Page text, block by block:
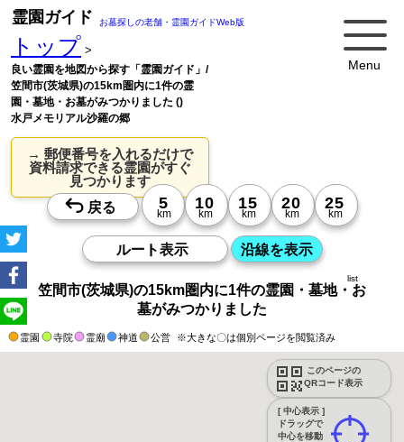
Menu
霊園ガイド お墓探しの老舗・霊園ガイドWeb版
トップ >
良い霊園を地図から探す「霊園ガイド」/
笠間市(茨城県)の15km圏内に1件の霊
園・墓地・お墓がみつかりました ()
水戸メモリアル沙羅の郷
→ 郵便番号を入れるだけで
資料請求できる霊園がすぐ
見つかります
笠間市(茨城県)の15km圏内に1件の霊園・墓地・お
墓がみつかりました
霊園 寺院 霊廟 神道 公営 ※大きな〇は個別ページを閲覧済み
このページの
QRコード表示
[ 中心表示 ]
ドラッグで
中心を移動
list